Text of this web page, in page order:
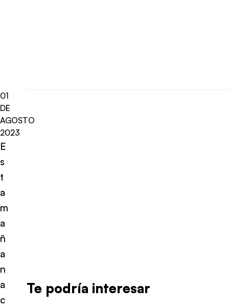
01
DE
AGOSTO
2023
E
s
t
a
m
a
ñ
a
n
a
c
Te podría interesar